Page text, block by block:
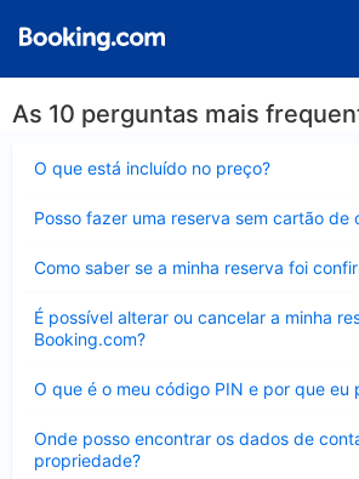
As 10 perguntas mais
O que está incluído no preço?
Posso fazer uma reserva sem cartão de
Como saber se a minha reserva foi
É possível alterar ou cancelar a minha
Booking.com?
Contraído
O que é o meu código PIN e por que eu
Onde posso encontrar os dados de
propriedade?